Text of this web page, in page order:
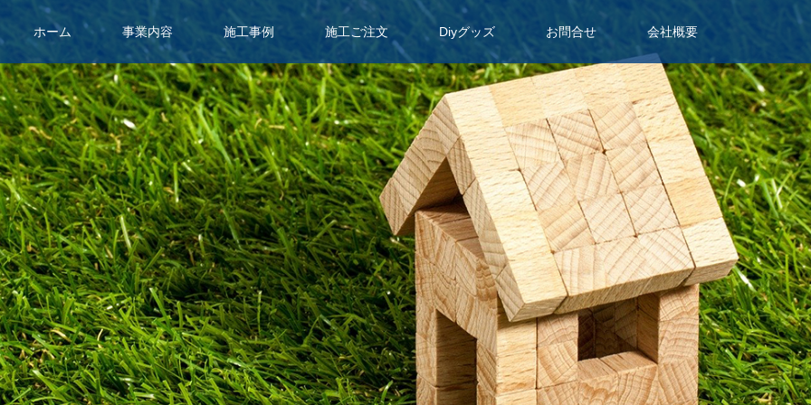
ホーム 事業内容 施工事例 施工ご注文 Diyグッズ お問合せ 会社概要